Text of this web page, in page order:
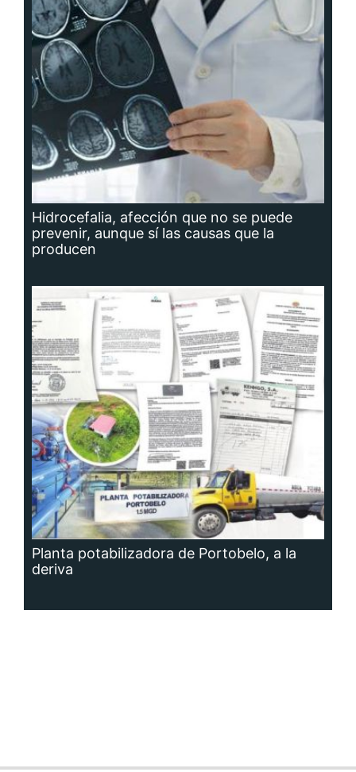
Hidrocefalia, afección que no se puede
prevenir, aunque sí las causas que la
producen
Planta potabilizadora de Portobelo, a la
deriva